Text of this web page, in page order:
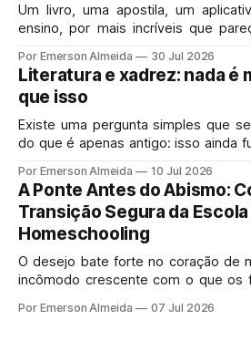
Um livro, uma apostila, um
ensino, por mais incríveis que
hoje em casa.
Por Emerson Almeida 30 Jul 2026
Literatura e xadrez: nada é
que isso
Existe uma pergunta simples que
do que é apenas antigo: isso ainda
Por Emerson Almeida 10 Jul 2026
A Ponte Antes do Abismo:
Transição Segura da Escola
Homeschooling
O desejo bate forte no coração de
incômodo crescente com o que os
gera uma pressa perfeitamente
Por Emerson Almeida 07 Jul 2026